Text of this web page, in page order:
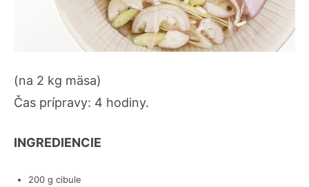
(na 2 kg mäsa)
Čas prípravy: 4 hodiny.
INGREDIENCIE
200 g cibule